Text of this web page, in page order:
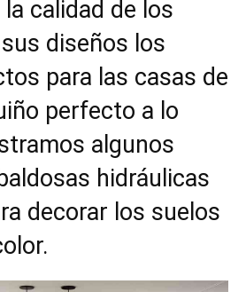
calidad de los
diseños los
para las casas de
perfecto a lo
algunos
hidráulicas
decorar los suelos